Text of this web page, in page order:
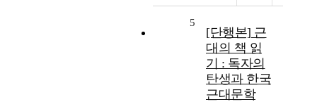
5
[단행본] 근
대의 책 읽
기 : 독자의
탄생과 한국
근대문학